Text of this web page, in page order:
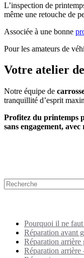
L’inspection de
même une retouche de
Associée à une bonne
Pour les amateurs de
Votre atelier
Notre équipe de
tranquillité d’esprit
Profitez du printemps
sans engagement,
Pourquoi il ne faut
Réparation avant
Réparation
Réparation